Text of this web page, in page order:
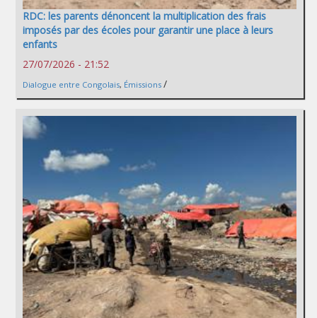
RDC: les parents dénoncent la multiplication des frais
imposés par des écoles pour garantir une place à leurs
enfants
27/07/2026 - 21:52
Dialogue entre Congolais, Émissions /